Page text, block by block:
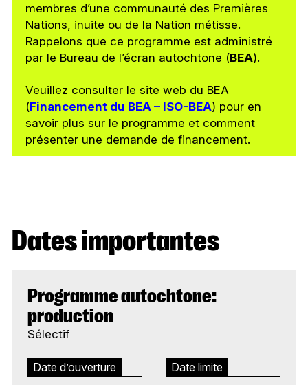
membres d’une communauté des Premières
Nations, inuite ou de la Nation métisse.
Rappelons que ce programme est administré
par le Bureau de l’écran autochtone (BEA).
Veuillez consulter le site web du BEA
(Financement du BEA – ISO-BEA) pour en
savoir plus sur le programme et comment
présenter une demande de financement.
Dates importantes
Programme autochtone:
production
Sélectif
Date d’ouverture
Date limite